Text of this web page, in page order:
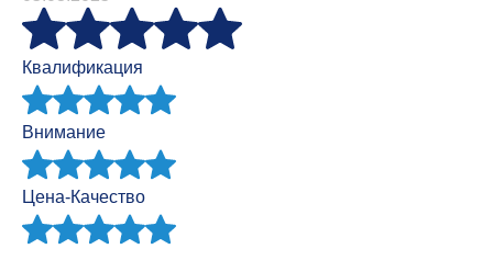
Квалификация
Внимание
Цена-Качество